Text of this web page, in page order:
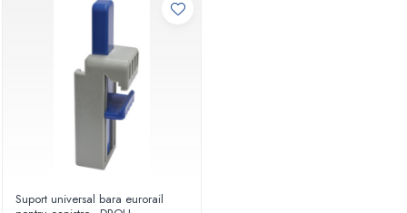
Cabluri extensie
Capnometre
Lampi operatie
Holter EKG
Perfuzomate
Suport universal bara eurorail